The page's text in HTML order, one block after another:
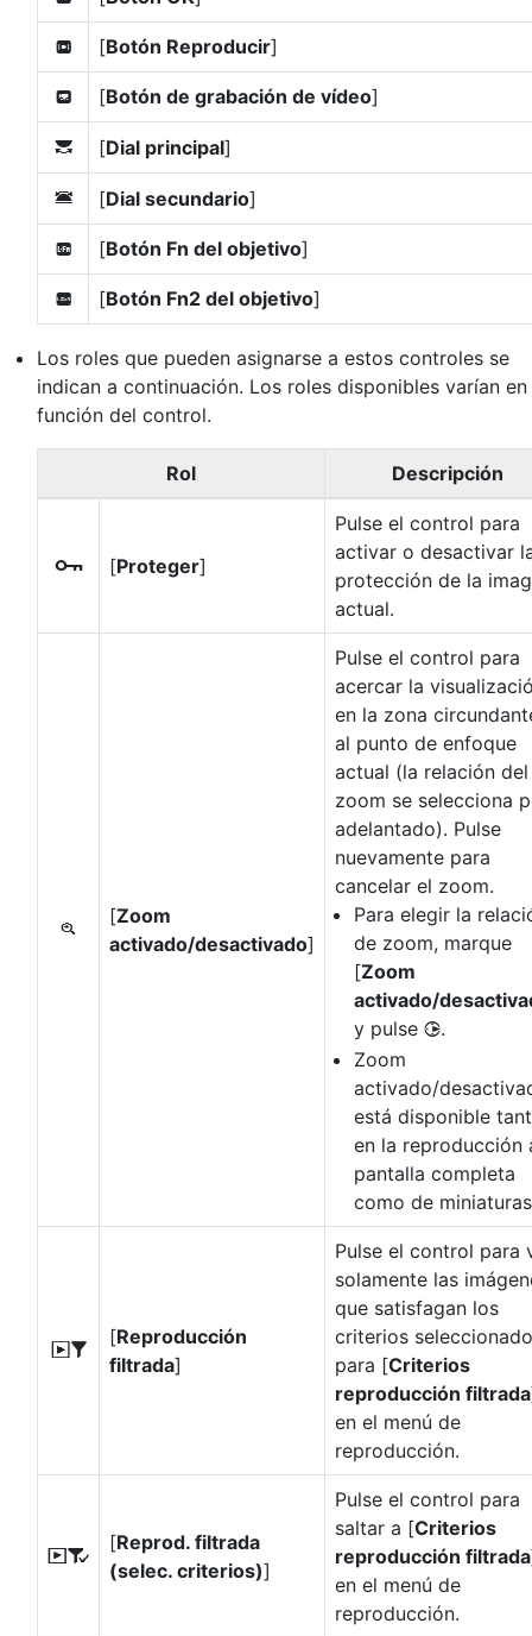
q [Botón Reproducir]
z [Botón de grabación de vídeo]
y [Dial principal]
3 [Dial secundario]
S [Botón Fn del objetivo]
3 [Botón Fn2 del objetivo]
Los roles que pueden asignarse a estos controles se
indican a continuación. Los roles disponibles varían en
función del control.
Rol Descripción
g [Proteger]
Pulse el control para
activar o desactivar
protección de la
actual.
p
[Zoom
activado/desactivado]
Pulse el control para
acercar la
en la zona
al punto de enfoque
actual (la relación del
zoom se selecciona
adelantado). Pulse
nuevamente para
cancelar el zoom.
Para elegir la
de zoom, marque
[Zoom
activado/
y pulse 2.
Zoom
activado/
está disponible
en la reproducción
pantalla completa
como de
l
[Reproducción
filtrada]
Pulse el control para
solamente las
que satisfagan los
criterios
para [Criterios
reproducción filtrada
en el menú de
reproducción.
N
[Reprod. filtrada
(selec. criterios)]
Pulse el control para
saltar a [Criterios
reproducción filtrada
en el menú de
reproducción.